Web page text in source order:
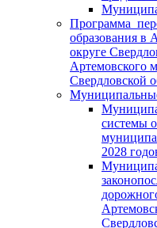
Программа
образования в
округе
Артемовского
Свердловской
системы
2028